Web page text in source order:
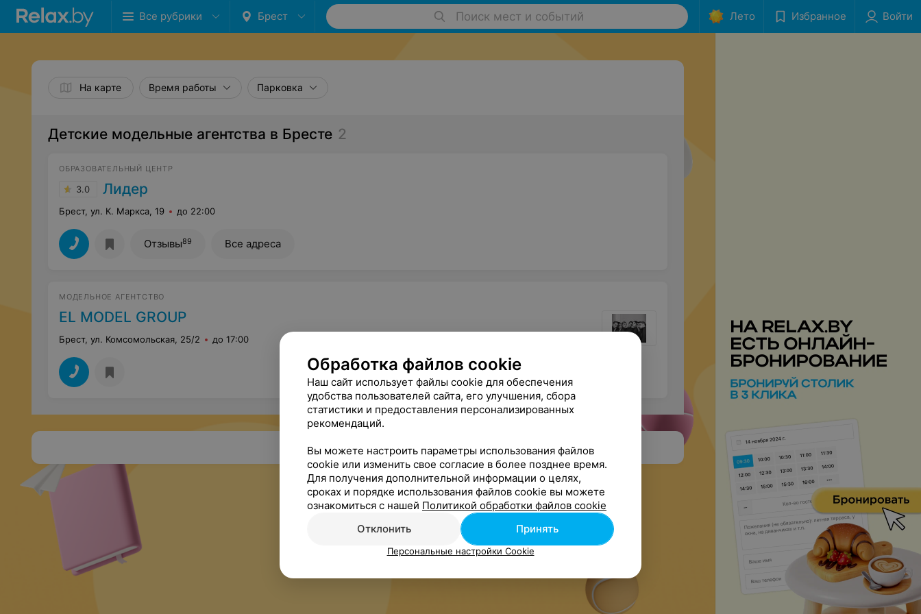
Все рубрики Брест Поиск мест и событий Лето Избранное Войти
На карте Время работы Парковка
Детские модельные агентства в Бресте 2
ОБРАЗОВАТЕЛЬНЫЙ ЦЕНТР
3.0 Лидер
Брест, ул. К. Маркса, 19 до 22:00
Отзывы89 Все адреса
МОДЕЛЬНОЕ АГЕНТСТВО
EL MODEL GROUP
Брест, ул. Комсомольская, 25/2 до 17:00
Обработка файлов cookie
Наш сайт использует файлы cookie для обеспечения
удобства пользователей сайта, его улучшения, сбора
статистики и предоставления персонализированных
рекомендаций.
Вы можете настроить параметры использования файлов
cookie или изменить свое согласие в более позднее время.
Для получения дополнительной информации о целях,
сроках и порядке использования файлов cookie вы можете
ознакомиться с нашей Политикой обработки файлов cookie
Отклонить
Принять
Персональные настройки Cookie